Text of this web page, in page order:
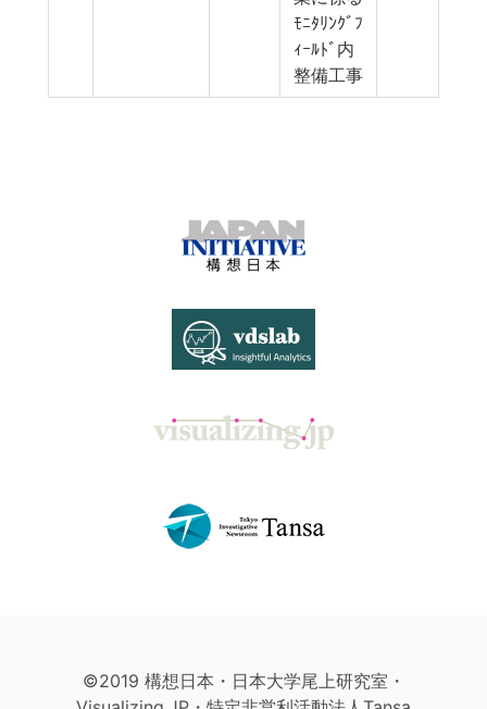
ﾓﾆﾀﾘﾝｸﾞﾌ
ｨｰﾙﾄﾞ内
整備工事
©2019 構想日本・日本大学尾上研究室・